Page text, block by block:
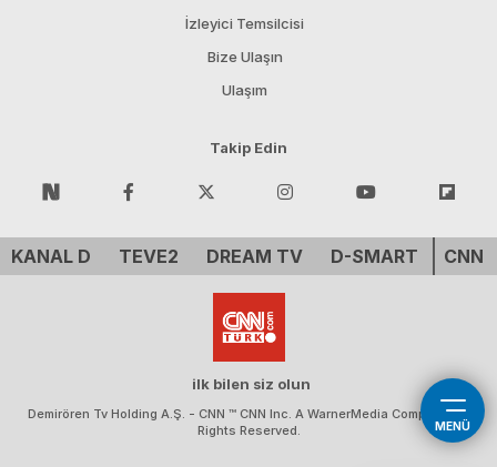
MENÜ
İzleyici Temsilcisi
Bize Ulaşın
Ulaşım
Takip Edin
KANAL D TEVE2 DREAM TV D-SMART CNN
ilk bilen siz olun
Demirören Tv Holding A.Ş. - CNN ™ CNN Inc. A WarnerMedia Company. All
Rights Reserved.